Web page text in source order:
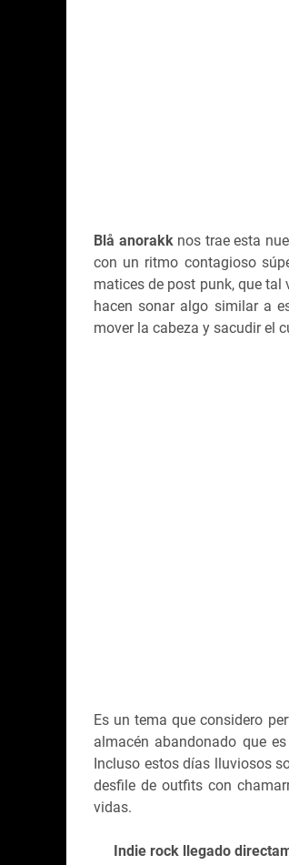
Blå anorakknos trae esta
con un ritmo contagioso
matices de post punk, que
hacen sonar algo similar a
mover la cabeza y sacudir el
Es un tema que considero
almacén abandonado que
Incluso estos días lluviosos
desfile de outfits con
vidas.
Indie rock llegado